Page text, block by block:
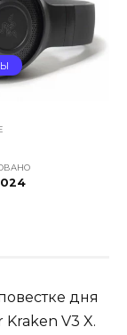
дня
V3 X.